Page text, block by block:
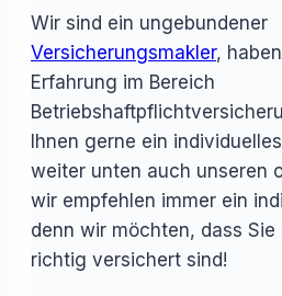
Wir sind ein ungebundener
Versicherungsmakler,
Erfahrung im Bereich
Ihnen gerne ein
weiter unten auch unseren
wir empfehlen immer ein
denn wir möchten, dass Sie
richtig versichert sind!